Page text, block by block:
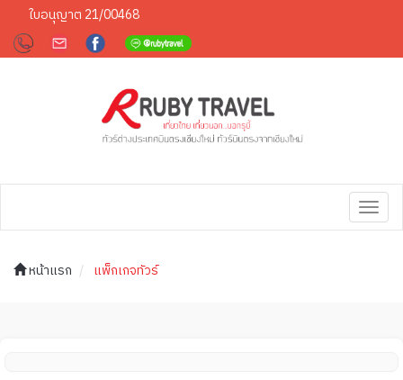
ใบอนุญาต 21/00468
หน้าแรก แพ็กเกจทัวร์